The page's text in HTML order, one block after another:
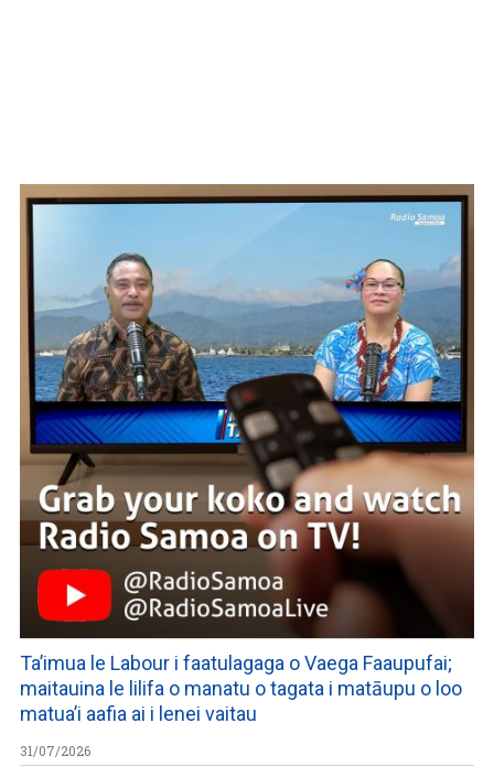
Ta’imua le Labour i faatulagaga o Vaega Faaupufai;
maitauina le lilifa o manatu o tagata i matāupu o loo
matua’i aafia ai i lenei vaitau
31/07/2026